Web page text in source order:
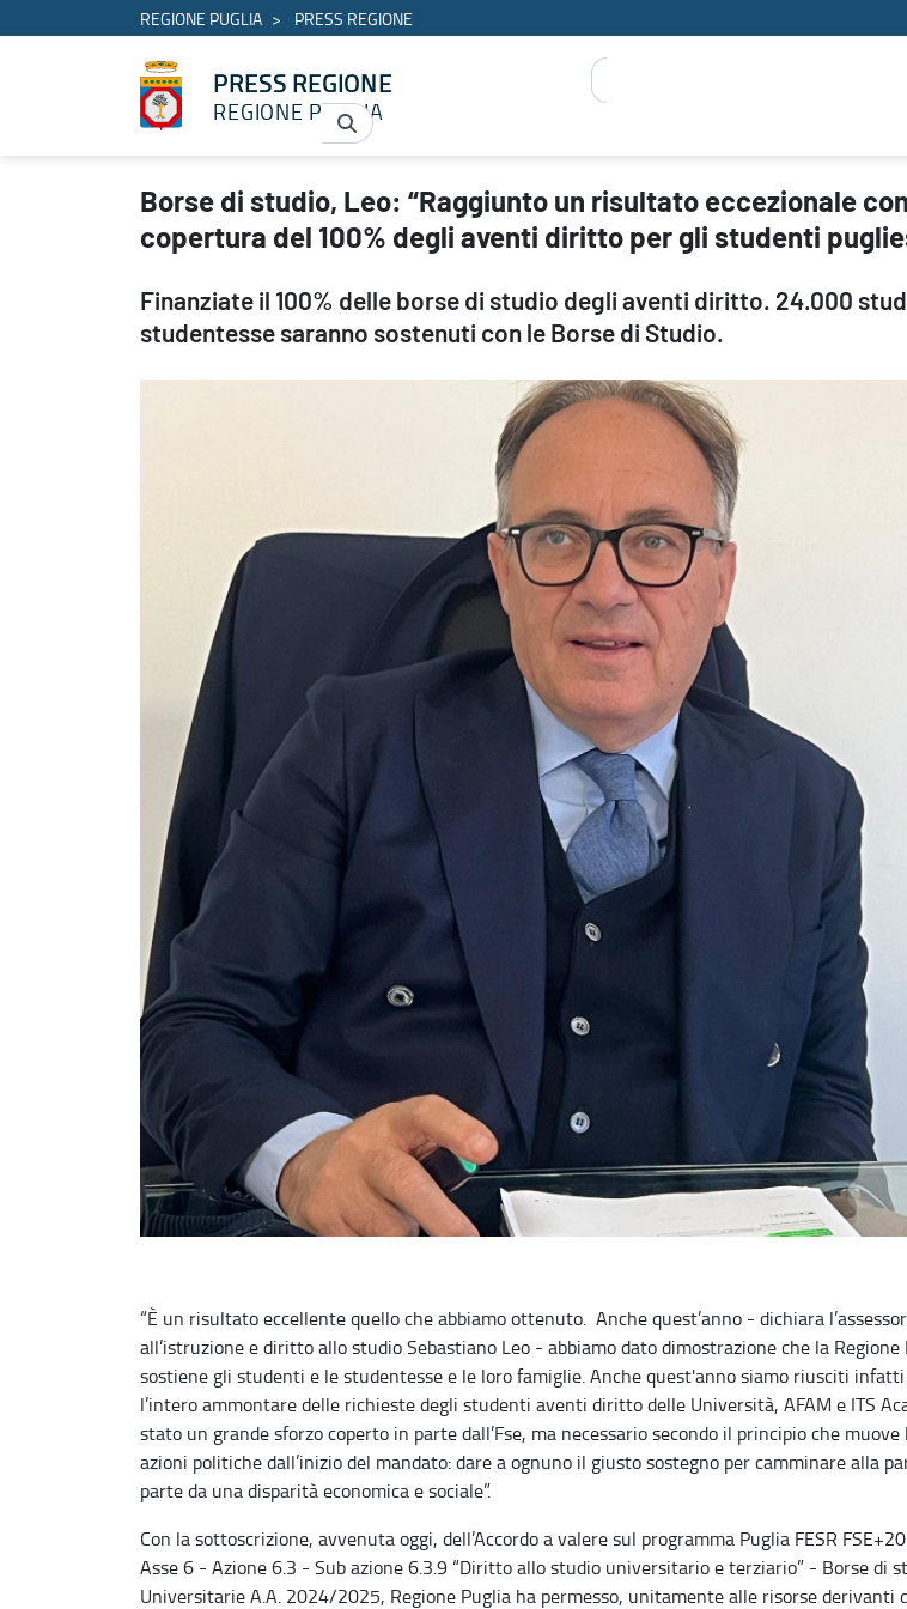
REGIONE PUGLIA PRESS REGIONE
PRESS REGIONE
REGIONE PUGLIA
Borse di studio, Leo: “Raggiunto un risultato eccezionale con la copertura del 100% degli aventi diritto per gli
Borse di studio, Leo: “Raggiunto un risultato eccezionale
copertura del 100% degli aventi diritto per gli studenti
Finanziate il 100% delle borse di studio degli aventi diritto. 24.000
studentesse saranno sostenuti con le Borse di Studio.
“È un risultato eccellente quello che abbiamo ottenuto. Anche quest’anno - dichiara
all’istruzione e diritto allo studio Sebastiano Leo - abbiamo dato dimostrazione che la Regione
sostiene gli studenti e le studentesse e le loro famiglie. Anche quest'anno siamo riusciti
l’intero ammontare delle richieste degli studenti aventi diritto delle Università, AFAM e ITS
stato un grande sforzo coperto in parte dall’Fse, ma necessario secondo il principio che
azioni politiche dall’inizio del mandato: dare a ognuno il giusto sostegno per camminare alla
parte da una disparità economica e sociale”.
Con la sottoscrizione, avvenuta oggi, dell’Accordo a valere sul programma Puglia FESR
Asse 6 - Azione 6.3 - Sub azione 6.3.9 “Diritto allo studio universitario e terziario” - Borse di
Universitarie A.A. 2024/2025, Regione Puglia ha permesso, unitamente alle risorse derivanti